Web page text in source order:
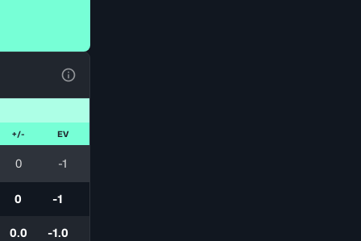
+/- EV
0 -1
0 -1
0.0 -1.0